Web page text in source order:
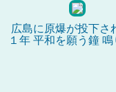
広島に原爆が投下さ
１年 平和を願う鐘 鳴